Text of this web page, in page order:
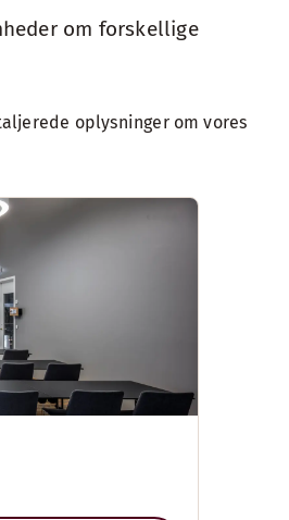
om forskellige
oplysninger om vores